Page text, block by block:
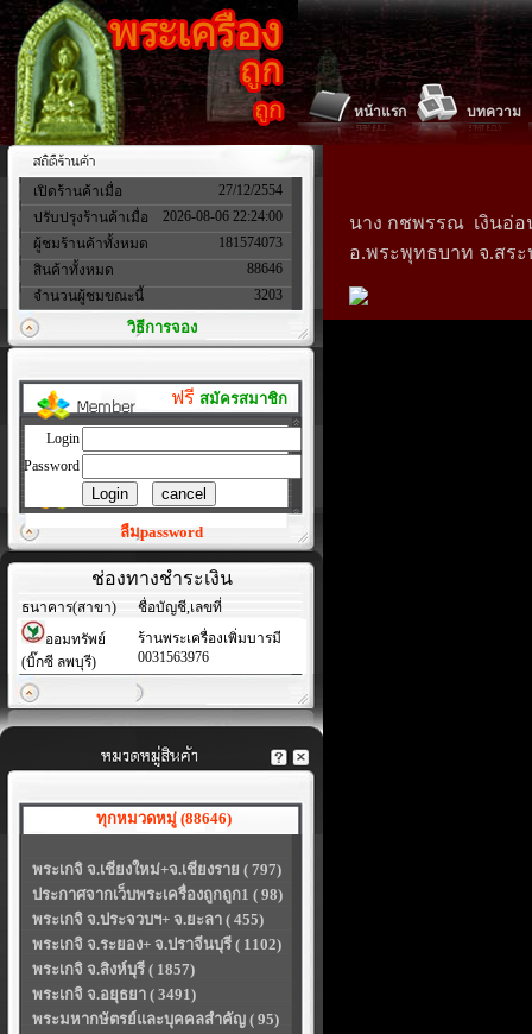
หน้าแรก บทความ
เปิดร้านค้าเมื่อ
27/12/2554
ปรับปรุงร้านค้าเมื่อ
2026-08-06 22:24:00
ผู้ชมร้านค้าทั้งหมด
181574073
สินค้าทั้งหมด
88646
จำนวนผู้ชมขณะนี้
3203
วิธีการจอง
ฟรี สมัครสมาชิก
Login
Password
ลืมpassword
ช่องทางชำระเงิน
ธนาคาร(สาขา)
ชื่อบัญชี,เลขที่
ออมทรัพย์
(บิ๊กซี ลพบุรี)
ร้านพระเครื่องเพิ่มบารมี
0031563976
ทุกหมวดหมู่ (88646)
พระเกจิ จ.เชียงใหม่+จ.เชียงราย ( 797)
ประกาศจากเว็บพระเครื่องถูกถูก1 ( 98)
พระเกจิ จ.ประจวบฯ+ จ.ยะลา ( 455)
พระเกจิ จ.ระยอง+ จ.ปราจีนบุรี ( 1102)
พระเกจิ จ.สิงห์บุรี ( 1857)
พระเกจิ จ.อยุธยา ( 3491)
พระมหากษัตรย์และบุคคลสำคัญ ( 95)
นาง กชพรรณ เงินอ่อ
อ.พระพุทธบาท จ.สระบุ